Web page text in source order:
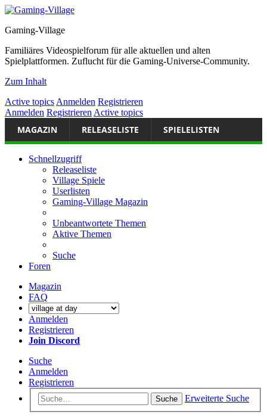
Gaming-Village
Familiäres Videospielforum für alle aktuellen und alten
Spielplattformen. Zuflucht für die Gaming-Universe-Community.
Zum Inhalt
Active topics Anmelden Registrieren
Anmelden Registrieren Active topics
MAGAZIN RELEASELISTE SPIELELISTEN
Schnellzugriff
Releaseliste
Village Spiele
Userlisten
Gaming-Village Magazin
Unbeantwortete Themen
Aktive Themen
Suche
Foren
Magazin
FAQ
Anmelden
Registrieren
Join Discord
Suche
Anmelden
Registrieren
Suche Erweiterte Suche